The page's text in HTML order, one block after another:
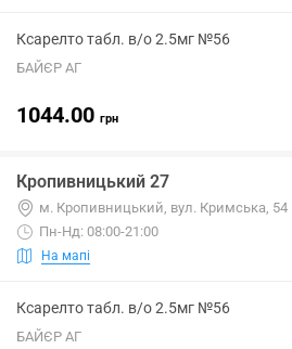
Ксарелто табл. в/о 2.5мг №56
БАЙЄР АГ
1044.00 грн
Кропивницький 27
м. Кропивницький, вул. Кримська, 54
Пн-Нд: 08:00-21:00
На мапі
Ксарелто табл. в/о 2.5мг №56
БАЙЄР АГ